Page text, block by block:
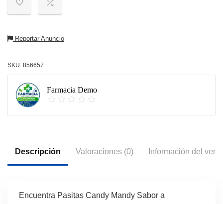
Reportar Anuncio
SKU: 856657
Farmacia Demo
Descripción Valoraciones (0) Información del
Encuentra Pasitas Candy Mandy Sabor a